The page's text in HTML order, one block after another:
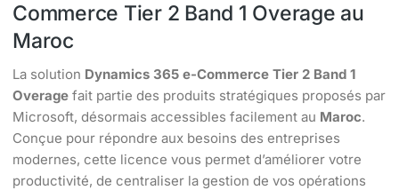
Commerce Tier 2 Band 1 Overage au
Maroc
La solution Dynamics 365 e-Commerce Tier 2 Band 1
Overage fait partie des produits stratégiques proposés par
Microsoft, désormais accessibles facilement au Maroc.
Conçue pour répondre aux besoins des entreprises
modernes, cette licence vous permet d’améliorer votre
productivité, de centraliser la gestion de vos opérations